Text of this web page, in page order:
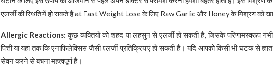
एलर्जी की स्थिति में हो सकते हैं at Fast Weight Lose के लिए Raw Garlic और Honey के मिश्रण को
Allergic Reactions: कुछ व्यक्तियों को शहद या लहसुन से एलर्जी हो सकती है, जिसके परिणामस्वरूप
पित्ती या यहां तक कि एनाफिलेक्सिस जैसी एलर्जी प्रतिक्रियाएं हो सकती हैं। यदि आपको किसी भी घटक से
सेवन करने से बचना महत्वपूर्ण है।